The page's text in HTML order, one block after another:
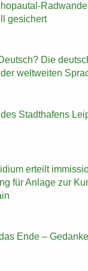
ge­si­chert
Die
welt­wei­ten
Stadt­ha­fens
er­teilt
für An­la­ge zur
Ende –